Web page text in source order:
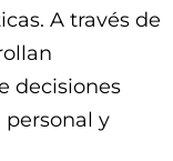
A través de
decisiones
y